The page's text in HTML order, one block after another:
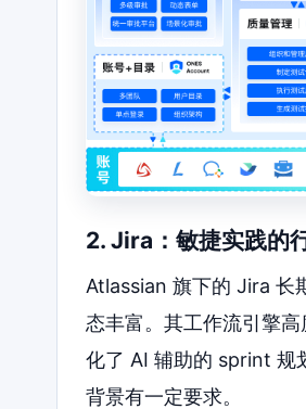
2. Jira：敏捷实践的
Atlassian 旗下的 Jira 长
态丰富。其工作流引擎
化了 AI 辅助的 sprint 规
背景有一定要求。